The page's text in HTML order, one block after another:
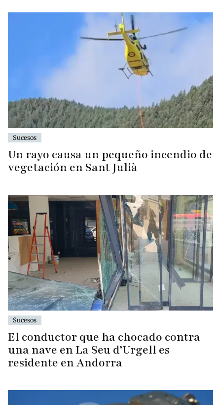
Sucesos
Un rayo causa un pequeño incendio de
vegetación en Sant Julià
Sucesos
El conductor que ha chocado contra
una nave en La Seu d’Urgell es
residente en Andorra